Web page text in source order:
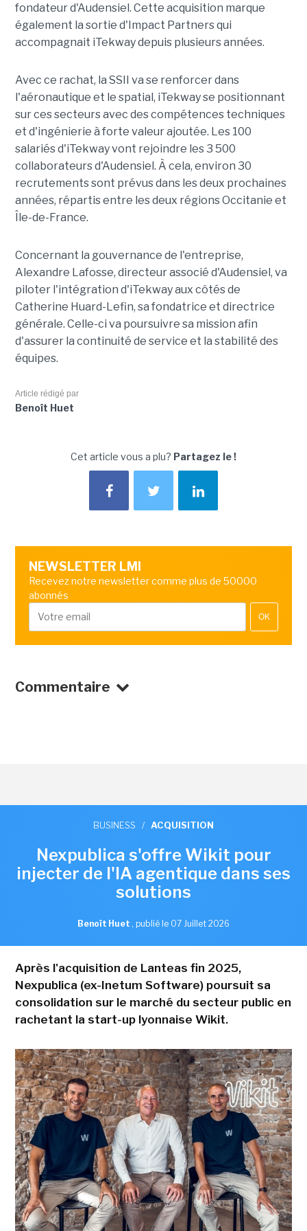
fondateur d'Audensiel. Cette acquisition marque
également la sortie d'Impact Partners qui
accompagnait iTekway depuis plusieurs années.
Avec ce rachat, la SSII va se renforcer dans
l'aéronautique et le spatial, iTekway se positionnant
sur ces secteurs avec des compétences techniques
et d'ingénierie à forte valeur ajoutée. Les 100
salariés d'iTekway vont rejoindre les 3 500
collaborateurs d'Audensiel. À cela, environ 30
recrutements sont prévus dans les deux prochaines
années, répartis entre les deux régions Occitanie et
Île-de-France.
Concernant la gouvernance de l'entreprise,
Alexandre Lafosse, directeur associé d'Audensiel, va
piloter l'intégration d'iTekway aux côtés de
Catherine Huard-Lefin, sa fondatrice et directrice
générale. Celle-ci va poursuivre sa mission afin
d'assurer la continuité de service et la stabilité des
équipes.
Article rédigé par
Benoît Huet
Cet article vous a plu? Partagez le !
NEWSLETTER LMI
Recevez notre newsletter comme plus de 50000
abonnés
OK
Commentaire
BUSINESS / ACQUISITION
Nexpublica s'offre Wikit pour
injecter de l'IA agentique dans ses
solutions
Benoît Huet , publié le 07 Juillet 2026
Après l'acquisition de Lanteas fin 2025,
Nexpublica (ex-Inetum Software) poursuit sa
consolidation sur le marché du secteur public en
rachetant la start-up lyonnaise Wikit.